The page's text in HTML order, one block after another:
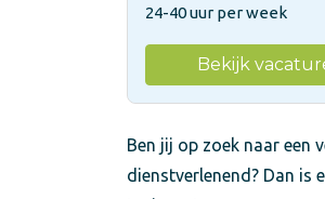
24-40 uur per week
Bekijk
Ben jij op zoek naar een
dienstverlenend? Dan is